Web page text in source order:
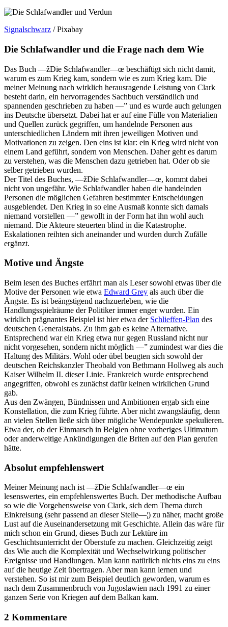
Signalschwarz / Pixabay
Die Schlafwandler und die Frage nach dem Wie
Das Buch —žDie Schlafwandler—œ beschäftigt sich nicht damit,
warum es zum Krieg kam, sondern wie es zum Krieg kam. Die
meiner Meinung nach wirklich herausragende Leistung von Clark
besteht darin, ein hervorragendes Sachbuch verständlich und
spannenden geschrieben zu haben —” und es wurde auch gelungen
ins Deutsche übersetzt. Dabei hat er auf eine Fülle von Materialien
und Quellen zurück gegriffen, um handelnde Personen aus
unterschiedlichen Ländern mit ihren jeweiligen Motiven und
Motivationen zu zeigen. Den eins ist klar: ein Krieg wird nicht von
einem Land geführt, sondern von Menschen. Daher geht es darum
zu verstehen, was die Menschen dazu getrieben hat. Oder ob sie
selber getrieben wurden.
Der Titel des Buches, —žDie Schlafwandler—œ, kommt dabei
nicht von ungefähr. Wie Schlafwandler haben die handelnden
Personen die möglichen Gefahren bestimmter Entscheidungen
ausgeblendet. Den Krieg in so eine Ausmaß konnte sich damals
niemand vorstellen —” gewollt in der Form hat ihn wohl auch
niemand. Die Akteure steuerten blind in die Katastrophe.
Eskalationen reihten sich aneinander und wurden durch Zufälle
ergänzt.
Motive und Ängste
Beim lesen des Buches erfährt man als Leser sowohl etwas über die
Motive der Personen wie etwa Edward Grey als auch über die
Ängste. Es ist beängstigend nachzuerleben, wie die
Handlungsspielräume der Politiker immer enger wurden. Ein
wirklich prägnantes Beispiel ist hier etwa der Schlieffen-Plan des
deutschen Generalstabs. Zu ihm gab es keine Alternative.
Entsprechend war ein Krieg etwa nur gegen Russland nicht nur
nicht vorgesehen, sondern nicht möglich —” zumindest war dies die
Haltung des Militärs. Wohl oder übel beugten sich sowohl der
deutschen Reichskanzler Theobald von Bethmann Hollweg als auch
Kaiser Wilhelm II. dieser Linie. Frankreich wurde entsprechend
angegriffen, obwohl es zunächst dafür keinen wirklichen Grund
gab.
Aus den Zwängen, Bündnissen und Ambitionen ergab sich eine
Konstellation, die zum Krieg führte. Aber nicht zwangsläufig, denn
an vielen Stellen ließe sich über mögliche Wendepunkte spekulieren.
Etwa der, ob der Einmarsch in Belgien ohne vorheriges Ultimatum
oder anderweitige Ankündigungen die Briten auf den Plan gerufen
hätte.
Absolut empfehlenswert
Meiner Meinung nach ist —žDie Schlafwandler—œ ein
lesenswertes, ein empfehlenswertes Buch. Der methodische Aufbau
so wie die Vorgehensweise von Clark, sich dem Thema durch
Einkreisung (sehr passend an dieser Stelle—¦) zu näher, macht große
Lust auf die Auseinandersetzung mit Geschichte. Allein das wäre für
mich schon ein Grund, dieses Buch zur Lektüre im
Geschichtsunterricht der Oberstufe zu machen. Gleichzeitig zeigt
das Wie auch die Komplexität und Wechselwirkung politischer
Ereignisse und Handlungen. Man kann natürlich nichts eins zu eins
auf die heutige Zeit übertragen. Aber man kann lernen und
verstehen. So ist mir zum Beispiel deutlich geworden, warum es
nach dem Zusammenbruch von Jugoslawien nach 1991 zu einer
ganzen Serie von Kriegen auf dem Balkan kam.
2 Kommentare